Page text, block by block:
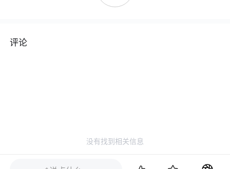
评论
没有找到相关信息